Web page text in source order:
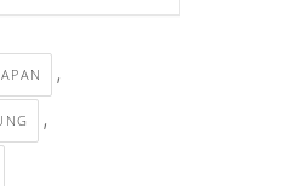
,
,